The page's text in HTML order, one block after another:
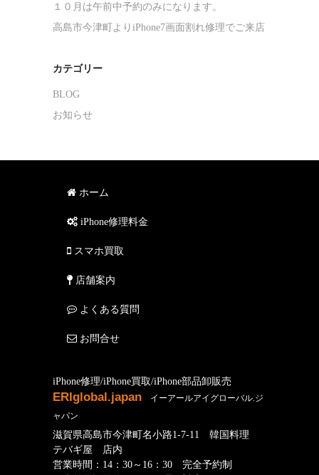
１０月は午前中予約のみになります。
高島市今津町よりiPhone7画面割れ修理でご来店
カテゴリー
BLOG
お知らせ
ホーム
iPhone修理料金
スマホ買取
店舗案内
よくある質問
お問合せ
iPhone修理/iPhone買取/iPhone部品卸販売
ERIglobal.japan イーアールアイグローバル.ジ
ャパン
滋賀県高島市今津町名小路1-7-11 韓国料理
テバギ屋 店内
営業時間：14：30～16：30 完全予約制